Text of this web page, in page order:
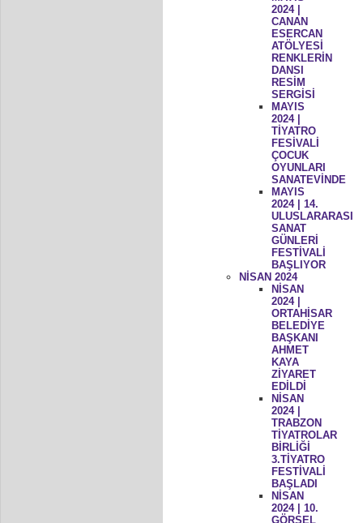
2024 |
CANAN
ESERCAN
ATÖLYESİ
RENKLERİN
DANSI
RESİM
SERGİSİ
MAYIS
2024 |
TİYATRO
FESİVALİ
ÇOCUK
OYUNLARI
SANATEVİNDE
MAYIS
2024 | 14.
ULUSLARARASI
SANAT
GÜNLERİ
FESTİVALİ
BAŞLIYOR
NİSAN 2024
NİSAN
2024 |
ORTAHİSAR
BELEDİYE
BAŞKANI
AHMET
KAYA
ZİYARET
EDİLDİ
NİSAN
2024 |
TRABZON
TİYATROLAR
BİRLİĞİ
3.TİYATRO
FESTİVALİ
BAŞLADI
NİSAN
2024 | 10.
GÖRSEL